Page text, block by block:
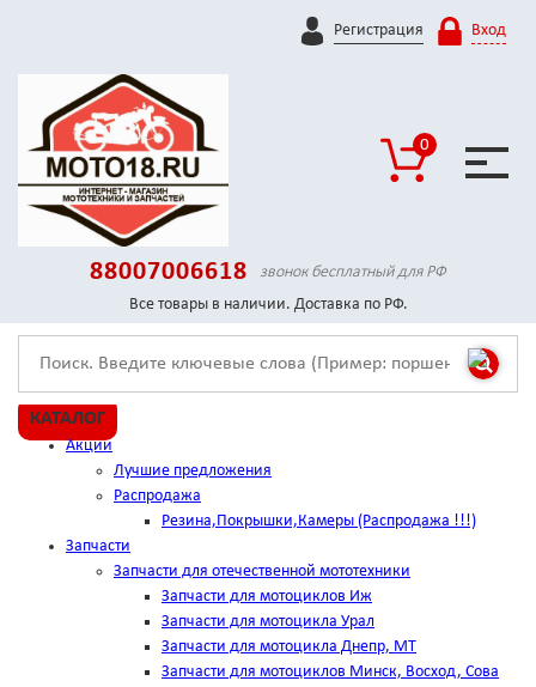
Регистрация Вход
0
88007006618
звонок бесплатный для РФ
Все товары в наличии. Доставка по РФ.
КАТАЛОГ
Акции
Лучшие предложения
Распродажа
Резина,Покрышки,Камеры (Распродажа !!!)
Запчасти
Запчасти для отечественной мототехники
Запчасти для мотоциклов Иж
Запчасти для мотоцикла Урал
Запчасти для мотоцикла Днепр, МТ
Запчасти для мотоциклов Минск, Восход, Сова